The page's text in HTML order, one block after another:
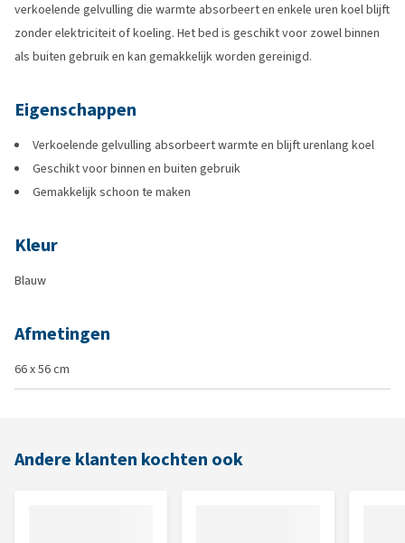
verkoelende gelvulling die warmte absorbeert en enkele uren koel blijft
zonder elektriciteit of koeling. Het bed is geschikt voor zowel binnen
als buiten gebruik en kan gemakkelijk worden gereinigd.
Eigenschappen
Verkoelende gelvulling absorbeert warmte en blijft urenlang koel
Geschikt voor binnen en buiten gebruik
Gemakkelijk schoon te maken
Kleur
Blauw
Afmetingen
66 x 56 cm
Andere klanten kochten ook